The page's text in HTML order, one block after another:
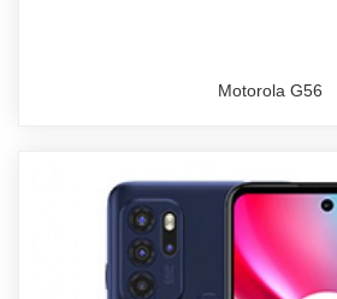
Motorola G56